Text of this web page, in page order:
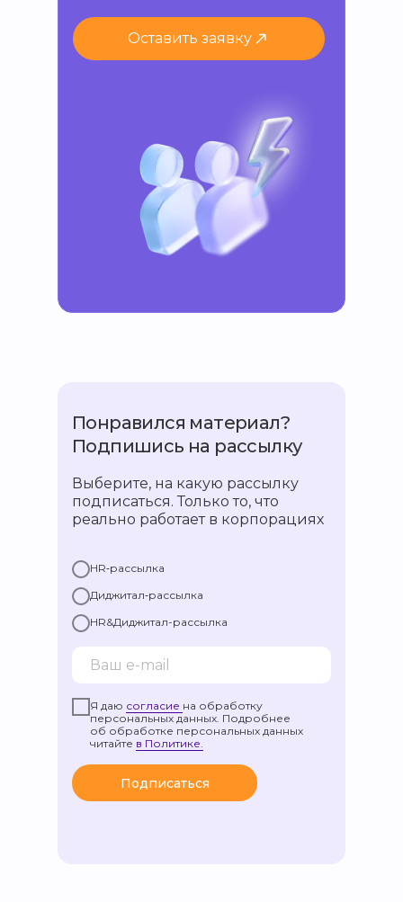
Оставить заявку
Понравился материал?
Подпишись на рассылку
Выберите, на какую рассылку
подписаться. Только то, что
реально работает в корпорациях
HR‑рассылка
Диджитал‑рассылка
HR&Диджитал-рассылка
Я даю согласие на обработку
персональных данных. Подробнее
об обработке персональных данных
читайте в Политике.
Подписаться